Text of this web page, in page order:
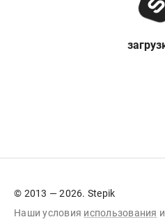
© 2013 — 2026. Stepik
Наши условия использования и